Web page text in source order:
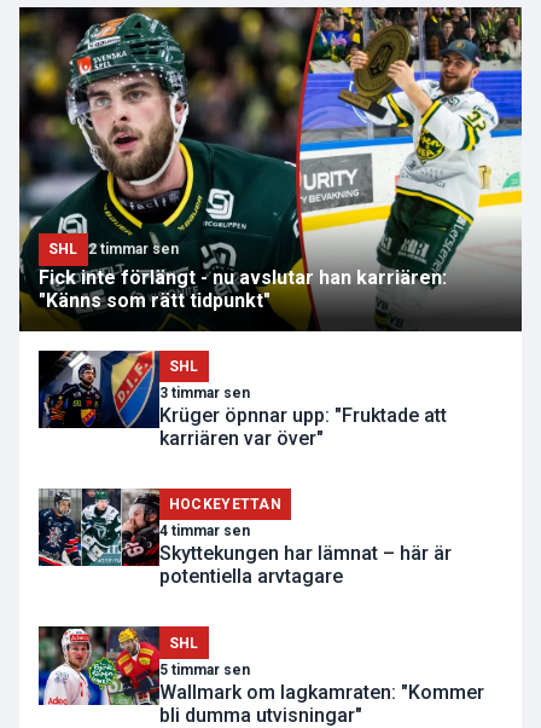
SHL 2 timmar sen
Fick inte förlängt - nu avslutar han karriären:
"Känns som rätt tidpunkt"
SHL
3 timmar sen
Krüger öpnnar upp: "Fruktade att
karriären var över"
HOCKEYETTAN
4 timmar sen
Skyttekungen har lämnat – här är
potentiella arvtagare
SHL
5 timmar sen
Wallmark om lagkamraten: "Kommer
bli dumma utvisningar"